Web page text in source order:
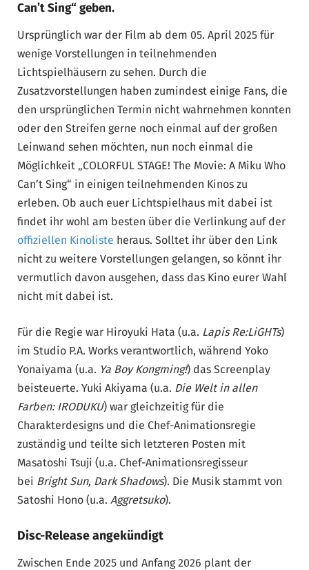
Can’t Sing“ geben.
Ursprünglich war der Film ab dem 05. April 2025 für
wenige Vorstellungen in teilnehmenden
Lichtspielhäusern zu sehen. Durch die
Zusatzvorstellungen haben zumindest einige Fans, die
den ursprünglichen Termin nicht wahrnehmen konnten
oder den Streifen gerne noch einmal auf der großen
Leinwand sehen möchten, nun noch einmal die
Möglichkeit „COLORFUL STAGE! The Movie: A Miku Who
Can’t Sing“ in einigen teilnehmenden Kinos zu
erleben. Ob auch euer Lichtspielhaus mit dabei ist
findet ihr wohl am besten über die Verlinkung auf der
offiziellen Kinoliste heraus. Solltet ihr über den Link
nicht zu weitere Vorstellungen gelangen, so könnt ihr
vermutlich davon ausgehen, dass das Kino eurer Wahl
nicht mit dabei ist.
Für die Regie war Hiroyuki Hata (u.a. Lapis Re:LiGHTs)
im Studio P.A. Works verantwortlich, während Yoko
Yonaiyama (u.a. Ya Boy Kongming!) das Screenplay
beisteuerte. Yuki Akiyama (u.a. Die Welt in allen
Farben: IRODUKU) war gleichzeitig für die
Charakterdesigns und die Chef-Animationsregie
zuständig und teilte sich letzteren Posten mit
Masatoshi Tsuji (u.a. Chef-Animationsregisseur
bei Bright Sun, Dark Shadows). Die Musik stammt von
Satoshi Hono (u.a. Aggretsuko).
Disc-Release angekündigt
Zwischen Ende 2025 und Anfang 2026 plant der